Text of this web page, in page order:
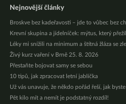
Nejnovější články
Broskve bez kadeřavosti – jde to vůbec bez
Krevní skupina a jídelníček: mýtus, který
Léky mi snížili na minimum a štítná žláza se
Živý kurz vaření v Brně 25. 8. 2026
Přestaňte bojovat samy se sebou
10 tipů, jak zpracovat letní jablíčka
Už vás unavuje, že někdo pořád řeší, jak
Pět kilo mít a nemít je podstatný rozdíl!